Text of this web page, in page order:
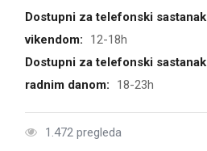
Dostupni za telefonski sastanak
vikendom:
12-18h
Dostupni za telefonski sastanak
radnim danom:
18-23h
1.472 pregleda